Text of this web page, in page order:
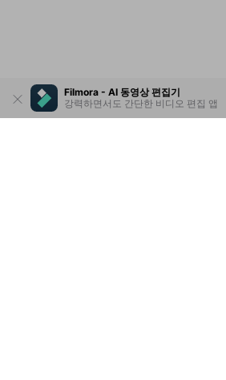
Filmora - AI 동영상 편집기
강력하면서도 간단한 비디오 편집 앱